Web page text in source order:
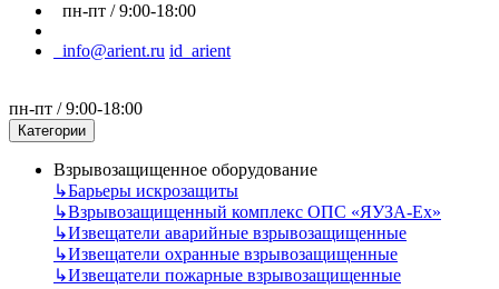
пн-пт / 9:00-18:00
info@arient.ru id_arient
пн-пт / 9:00-18:00
Категории
Взрывозащищенное оборудование
↳Барьеры искрозащиты
↳Взрывозащищенный комплекс ОПС «ЯУЗА-Ех»
↳Извещатели аварийные взрывозащищенные
↳Извещатели охранные взрывозащищенные
↳Извещатели пожарные взрывозащищенные